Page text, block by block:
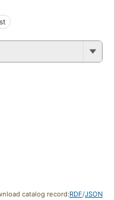
catalog record:RDF/JSON